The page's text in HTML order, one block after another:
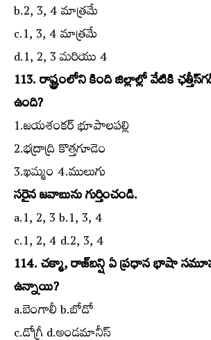
b.2, 3, 4 మాత్రమే
c.1, 3, 4 మాత్రమే
d.1, 2, 3 మరియు 4
113. రాష్ట్రంలోని కింది జిల్లాల్లో వేటికి
ఉంది?
1.జయశంకర్‌ భూపాలపల్లి
2.భద్రాద్రి కొత్తగూడెం
3.ఖమ్మం 4.ములుగు
సరైన జవాబును గుర్తించండి.
a.1, 2, 3 b.1, 3, 4
c.1, 2, 4 d.2, 3, 4
114. చక్మా, రాజ్‌బన్షి ఏ ప్రధాన భాషా
ఉన్నాయి?
a.బెంగాలీ b.బోడో
c.డోగ్రీ d.అండమానీస్‌